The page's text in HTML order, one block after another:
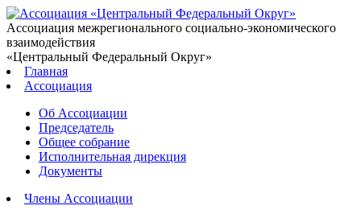
Ассоциация межрегионального социально-экономического
взаимодействия
«Центральный Федеральный Округ»
Главная
Ассоциация
Об Ассоциации
Председатель
Общее собрание
Исполнительная дирекция
Документы
Члены Ассоциации